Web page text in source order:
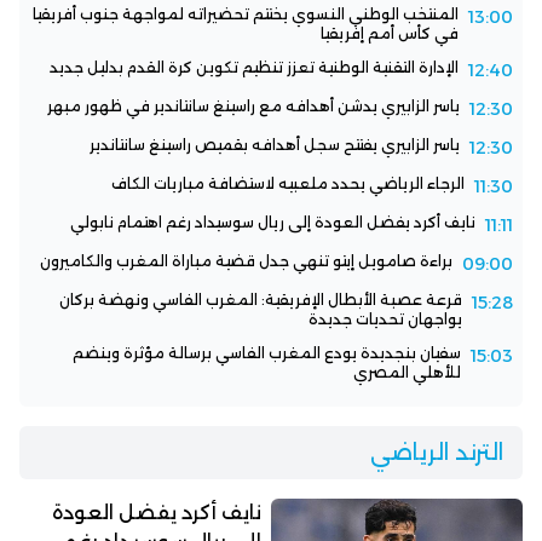
13:00
المنتخب الوطني النسوي يختتم تحضيراته لمواجهة جنوب أفريقيا
في كأس أمم إفريقيا
12:40 الإدارة التقنية الوطنية تعزز تنظيم تكوين كرة القدم بدليل جديد
12:30 ياسر الزابيري يدشن أهدافه مع راسينغ سانتاندير في ظهور مبهر
12:30 ياسر الزابيري يفتتح سجل أهدافه بقميص راسينغ سانتاندير
11:30 الرجاء الرياضي يحدد ملعبيه لاستضافة مباريات الكاف
11:11 نايف أكرد يفضل العودة إلى ريال سوسيداد رغم اهتمام نابولي
09:00 براءة صامويل إيتو تنهي جدل قضية مباراة المغرب والكاميرون
15:28 قرعة عصبة الأبطال الإفريقية: المغرب الفاسي ونهضة بركان
يواجهان تحديات جديدة
15:03 سفيان بنجديدة يودع المغرب الفاسي برسالة مؤثرة وينضم
للأهلي المصري
الترند الرياضي
نايف أكرد يفضل العودة